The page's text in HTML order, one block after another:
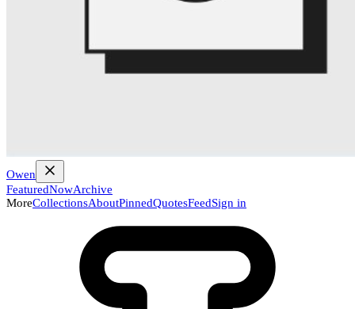
Owen
FeaturedNowArchive
MoreCollectionsAboutPinnedQuotesFeedSign in